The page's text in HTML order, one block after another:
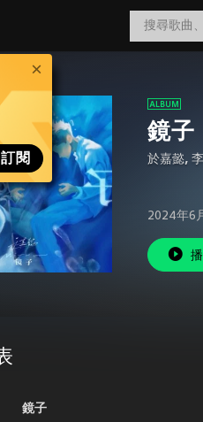
閱
鏡子
於嘉懿,
2024年6
鏡子